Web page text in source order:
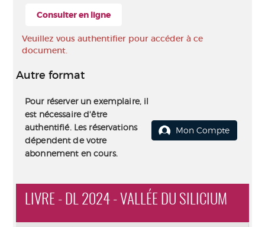
Consulter en ligne
Veuillez vous authentifier pour accéder à ce
document.
Autre format
Pour réserver un exemplaire, il
est nécessaire d'être
authentifié. Les réservations
dépendent de votre
abonnement en cours.
Mon Compte
LIVRE - DL 2024 - VALLÉE DU SILICIUM